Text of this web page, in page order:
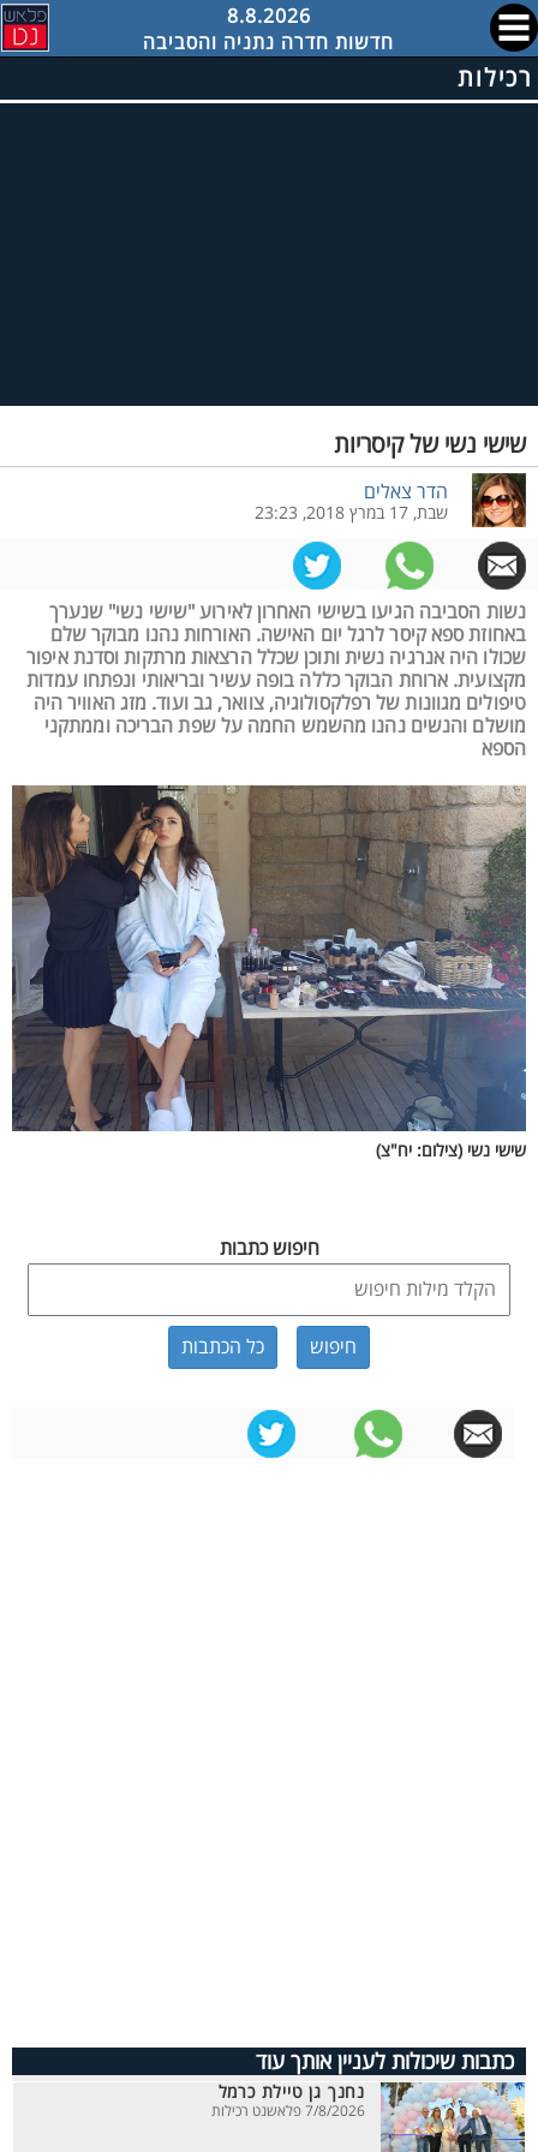
8.8.2026
חדשות חדרה נתניה והסביבה
רכילות
שישי נשי של קיסריות
הדר צאלים
שבת, 17 במרץ 2018, 23:23
נשות הסביבה הגיעו בשישי האחרון לאירוע "שישי נשי" שנערך
באחוזת ספא קיסר לרגל יום האישה. האורחות נהנו מבוקר שלם
שכולו היה אנרגיה נשית ותוכן שכלל הרצאות מרתקות וסדנת איפור
מקצועית. ארוחת הבוקר כללה בופה עשיר ובריאותי ונפתחו עמדות
טיפולים מגוונות של רפלקסולוגיה, צוואר, גב ועוד. מזג האוויר היה
מושלם והנשים נהנו מהשמש החמה על שפת הבריכה וממתקני
הספא
שישי נשי (צילום: יח"צ)
חיפוש כתבות
כל הכתבות
כתבות שיכולות לעניין אותך עוד
נחנך גן טיילת כרמל
7/8/2026 פלאשנט רכילות